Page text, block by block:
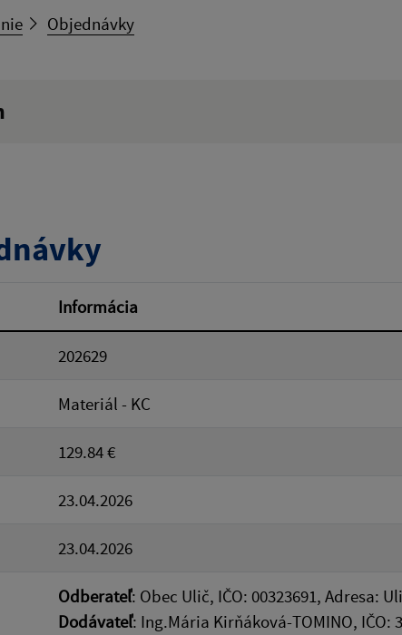
Objednávky
Informácia
202629
Materiál - KC
129.84 €
23.04.2026
23.04.2026
Odberateľ: Obec Ulič, IČO: 00323691, Adresa:
Dodávateľ: Ing.Mária Kirňáková-TOMINO, IČO: